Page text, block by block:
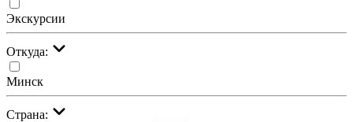
Экскурсии
Откуда:
Минск
Страна: